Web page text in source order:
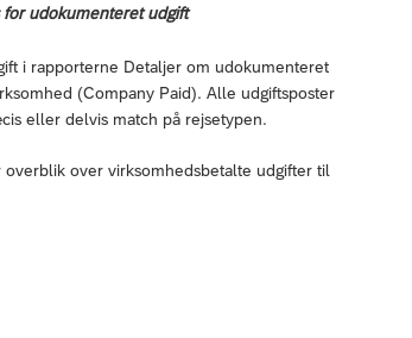
udokumenteret udgift
i rapporterne Detaljer om udokumenteret
(Company Paid). Alle udgiftsposter
eller delvis match på rejsetypen.
over virksomhedsbetalte udgifter til